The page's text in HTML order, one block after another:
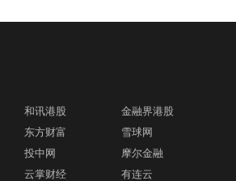
和讯港股
金融界港股
东方财富
雪球网
投中网
摩尔金融
云掌财经 有连云